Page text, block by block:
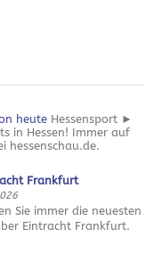
heute Hessensport ►
in Hessen! Immer auf
Frankfurt
Sie immer die neuesten
Eintracht Frankfurt.